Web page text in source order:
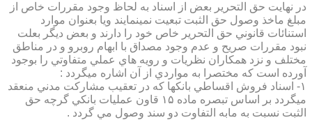
در نهايت حق التحرير بعض از اسناد به لحاظ وجود مقررات خاص از
مبلغ ماخذ وصول حق الثبت تبعيت نمينمايند ويا بعنوان موارد
استنائات قانوني حق التحرير خاص خود را دارند و بعض ديگر بعلت
نبود مقررات صريح و عدم وجود مصداق با ابهام روبرو و در مناطق
مختلف و نزد همكاران نظريات و رويه هاي عملي متفاوتي را بوجود
آورده است كه مختصرا به مواردي از آن اشاره ميگردد :
۱- اسناد فروش اقساطي بانكها كه در تعقيب مشاركت مدني منعقد
ميگردد بر اساس تبصره ماده ۱۵ قاون عمليات بانكي گرچه حق
الثبت نسبت به مابه التفاوت دو سند وصول مي گردد .